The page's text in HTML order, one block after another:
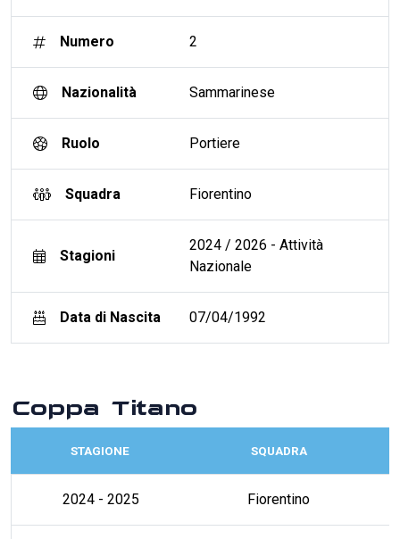
Numero 2
Nazionalità Sammarinese
Ruolo Portiere
Squadra Fiorentino
Stagioni
2024 / 2026 - Attività
Nazionale
Data di Nascita 07/04/1992
Coppa Titano
STAGIONE SQUADRA
2024 - 2025 Fiorentino